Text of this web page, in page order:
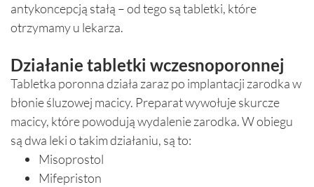
antykoncepcją stałą – od tego są tabletki, które
otrzymamy u lekarza.
Działanie tabletki wczesnoporonnej
Tabletka poronna działa zaraz po implantacji zarodka w
błonie śluzowej macicy. Preparat wywołuje skurcze
macicy, które powodują wydalenie zarodka. W obiegu
są dwa leki o takim działaniu, są to:
Misoprostol
Mifepriston